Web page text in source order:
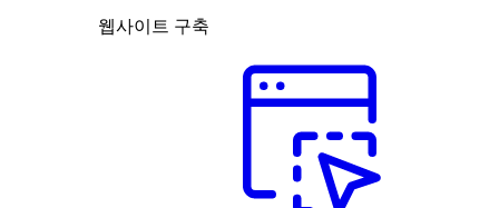
웹사이트 구축